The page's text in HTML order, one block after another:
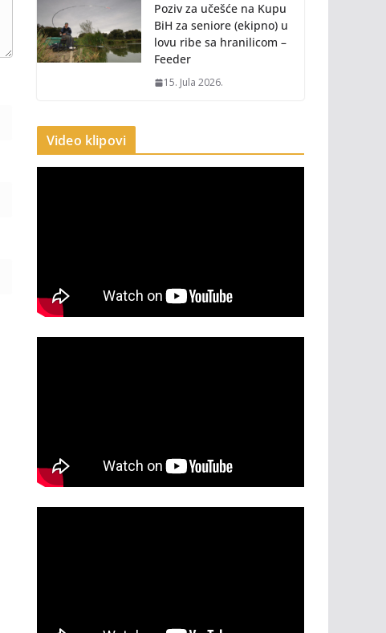
Poziv za učešće na Kupu
BiH za seniore (ekipno) u
lovu ribe sa hranilicom –
Feeder
15. Jula 2026.
Video klipovi